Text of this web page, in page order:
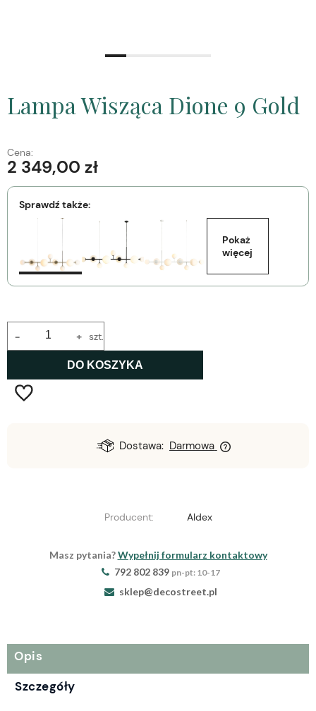
Lampa Wisząca Dione 9 Gold
Cena:
2 349,00 zł
Sprawdź także:
Pokaż
więcej
+
- szt.
DO KOSZYKA
Dostawa: Darmowa
Producent: Aldex
Masz pytania?Wypełnij formularz kontaktowy
792 802 839 pn-pt: 10-17
sklep@decostreet.pl
Opis
Szczegóły